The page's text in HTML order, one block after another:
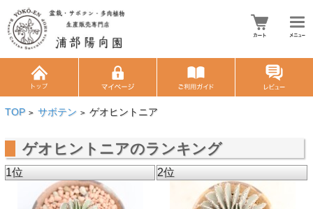
TOP > サボテン > ゲオヒントニア
ゲオヒントニアのランキング
1位 2位